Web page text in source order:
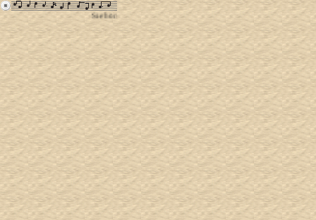
Sie hören gerade das Stück: "Wein, Weib & Gesang" aus der CD